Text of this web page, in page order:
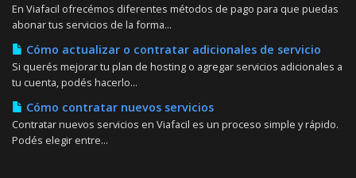
En Viafacil ofrecémos diferentes métodos de pago para que puedas
abonar tus servicios de la forma...
Cómo actualizar o contratar adicionales de servicio
Si querés mejorar tu plan de hosting o agregar servicios adicionales a
tu cuenta, podés hacerlo...
Cómo contratar nuevos servicios
Contratar nuevos servicios en Viafacil es un proceso simple y rápido.
Podés elegir entre...